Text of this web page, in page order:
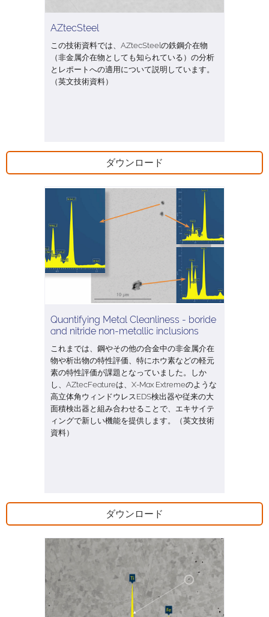
AZtecSteel
この技術資料では、AZtecSteelの鉄鋼介在物
（非金属介在物としても知られている）の分析
とレポートへの適用について説明しています。
（英文技術資料）
ダウンロード
Quantifying Metal Cleanliness - boride
and nitride non-metallic inclusions
これまでは、鋼やその他の合金中の非金属介在
物や析出物の特性評価、特にホウ素などの軽元
素の特性評価が課題となっていました。しか
し、AZtecFeatureは、X-Max Extremeのような
高立体角ウィンドウレスEDS検出器や従来の大
面積検出器と組み合わせることで、エキサイテ
ィングで新しい機能を提供します。（英文技術
資料）
ダウンロード